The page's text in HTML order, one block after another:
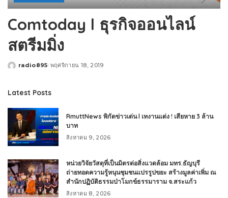
Comtoday l ธุรกิจออนไลน์
สตรีมมิ่ง
Posted
radio895 พฤศจิกายน 18, 2019
Latest Posts
RmuttNews พิกัดข่าวเด่น l เทงานแต่ง ! เสียหาย 3 ล้าน
บาท
สิงหาคม 9, 2026
หน่วยวิจัยวัสดุที่เป็นมิตรต่อสิ่งแวดล้อม มทร.ธัญบุรี
ถ่ายทอดความรู้หนุนชุมชนแปรรูปขยะ สร้างมูลค่าเพิ่ม ณ
สำนักปฏิบัติธรรมป่าโมกข์ธรรมาราม จ.สระแก้ว
สิงหาคม 8, 2026